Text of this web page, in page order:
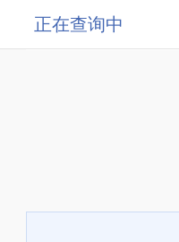
正在查询中